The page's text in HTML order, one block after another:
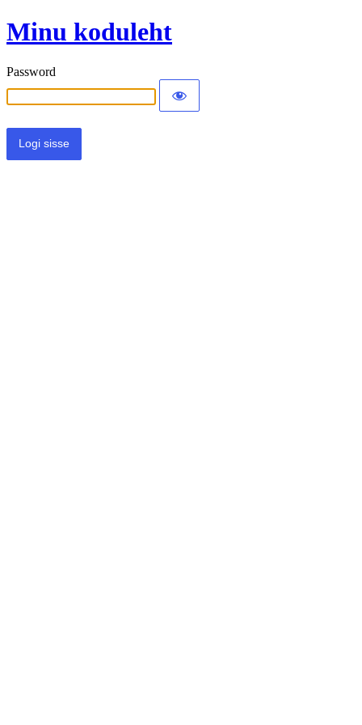
Minu koduleht
Password